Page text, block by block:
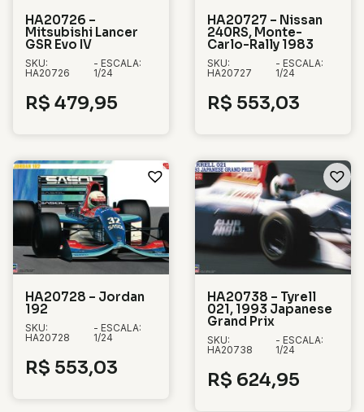
HA20726 –
Mitsubishi Lancer
GSR Evo IV
SKU:
HA20726
- ESCALA:
1/24
R$ 479,95
HA20727 – Nissan
240RS, Monte-
Carlo-Rally 1983
SKU:
HA20727
- ESCALA:
1/24
R$ 553,03
HA20728 – Jordan
192
SKU:
HA20728
- ESCALA:
1/24
R$ 553,03
HA20738 – Tyrell
021, 1993 Japanese
Grand Prix
SKU:
HA20738
- ESCALA:
1/24
R$ 624,95